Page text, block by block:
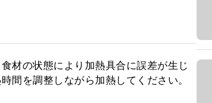
材の状態により加熱具合に誤差が生じ
間を調整しながら加熱してください。